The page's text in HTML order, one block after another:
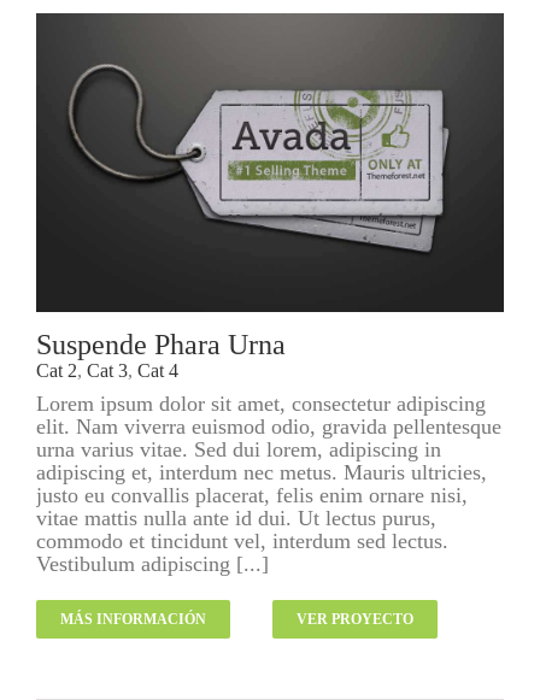
Suspende Phara Urna
Cat 2, Cat 3, Cat 4
Lorem ipsum dolor sit amet, consectetur adipiscing
elit. Nam viverra euismod odio, gravida pellentesque
urna varius vitae. Sed dui lorem, adipiscing in
adipiscing et, interdum nec metus. Mauris ultricies,
justo eu convallis placerat, felis enim ornare nisi,
vitae mattis nulla ante id dui. Ut lectus purus,
commodo et tincidunt vel, interdum sed lectus.
Vestibulum adipiscing [...]
MÁS INFORMACIÓN VER PROYECTO